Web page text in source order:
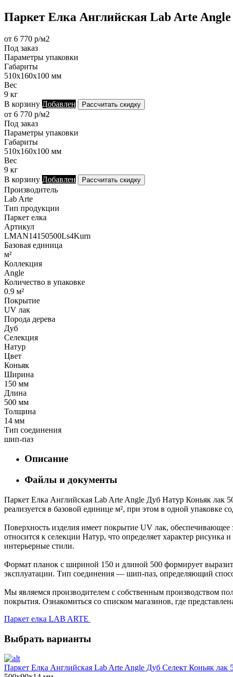
Паркет Елка Английская Lab Arte
от 6 770 р/м2
Под заказ
Параметры упаковки
Габариты
510х160х100 мм
Вес
9 кг
В корзину Добавлен Рассчитать скидку
от 6 770 р/м2
Под заказ
Параметры упаковки
Габариты
510х160х100 мм
Вес
9 кг
В корзину Добавлен Рассчитать скидку
Производитель
Lab Arte
Тип продукции
Паркет елка
Артикул
LMAN14150500Ls4Kurn
Базовая единица
м²
Коллекция
Angle
Количество в упаковке
0.9 м²
Покрытие
UV лак
Порода дерева
Дуб
Селекция
Натур
Цвет
Коньяк
Ширина
150 мм
Длина
500 мм
Толщина
14 мм
Тип соединения
шип-паз
Описание
Файлы и документы
Паркет Елка Английская Lab Arte Angle Дуб Натур Коньяк лак
реализуется в базовой единице м², при этом в одной упаковке
Поверхность изделия имеет покрытие UV лак,
относится к селекции Натур, что определяет характер
интерьерные стили.
Формат планок с шириной 150 и длиной 500 формирует
эксплуатации. Тип соединения — шип-паз, определяющий
Мы являемся производителем с собственным производством
покрытия. Ознакомиться со списком магазинов, где
Паркет елка LAB ARTE
Выбрать варианты
Паркет Елка Английская Lab Arte Angle Дуб Селект Коньяк лак